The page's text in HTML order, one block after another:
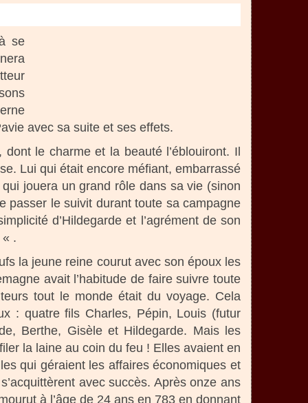
se
avec sa suite et ses effets.
dont le charme et la beauté l’éblouiront. Il
Lui qui était encore méfiant, embarrassé
jouera un grand rôle dans sa vie (sinon
passer le suivit durant toute sa campagne
d’Hildegarde et l’agrément de son
.
la jeune reine courut avec son époux les
avait l’habitude de faire suivre toute
tout le monde était du voyage. Cela
: quatre fils Charles, Pépin, Louis (futur
Berthe, Gisèle et Hildegarde. Mais les
la laine au coin du feu ! Elles avaient en
qui géraient les affaires économiques et
avec succès. Après onze ans
à l’âge de 24 ans en 783 en donnant